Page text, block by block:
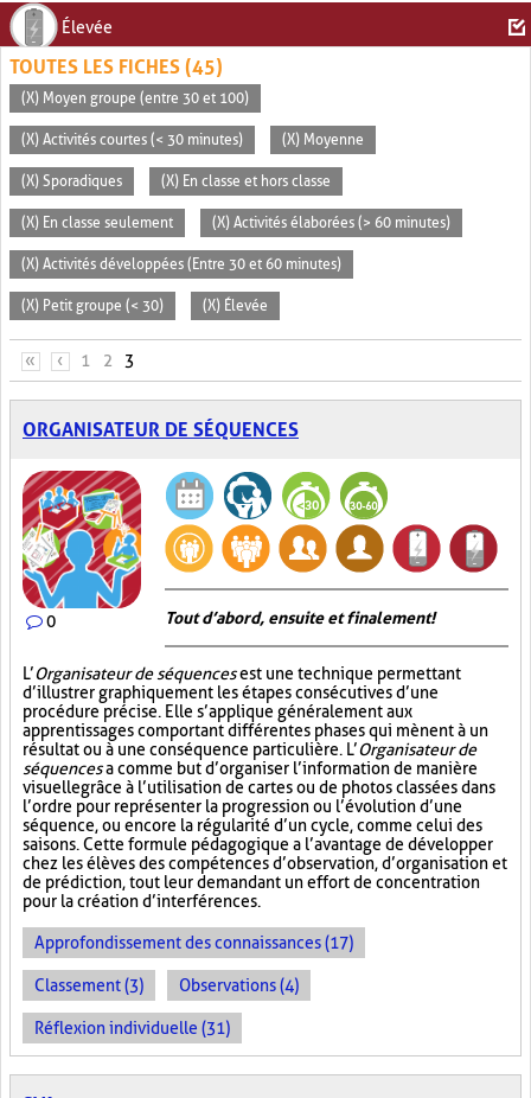
Élevée
TOUTES LES FICHES (45)
(X) Moyen groupe (entre 30 et 100)
(X) Activités courtes (< 30 minutes) (X) Moyenne
(X) Sporadiques (X) En classe et hors classe
(X) En classe seulement (X) Activités élaborées (> 60 minutes)
(X) Activités développées (Entre 30 et 60 minutes)
(X) Petit groupe (< 30) (X) Élevée
PAGES
« ‹ 1 2 3
ORGANISATEUR DE SÉQUENCES
0 Tout d’abord, ensuite et finalement!
L’Organisateur de séquencesest une technique permettant
d’illustrer graphiquement les étapes consécutives d’une
procédure précise. Elle s’applique généralement aux
apprentissages comportant différentes phases qui mènent à un
résultat ou à une conséquence particulière. L’Organisateur de
séquencesa comme but d’organiser l’information de manière
visuellegrâce à l’utilisation de cartes ou de photos classées dans
l’ordre pour représenter la progression ou l’évolution d’une
séquence, ou encore la régularité d’un cycle, comme celui des
saisons. Cette formule pédagogique a l’avantage de développer
chez les élèves des compétences d’observation, d’organisation et
de prédiction, tout leur demandant un effort de concentration
pour la création d’interférences.
Approfondissement des connaissances (17)
Classement (3) Observations (4)
Réflexion individuelle (31)